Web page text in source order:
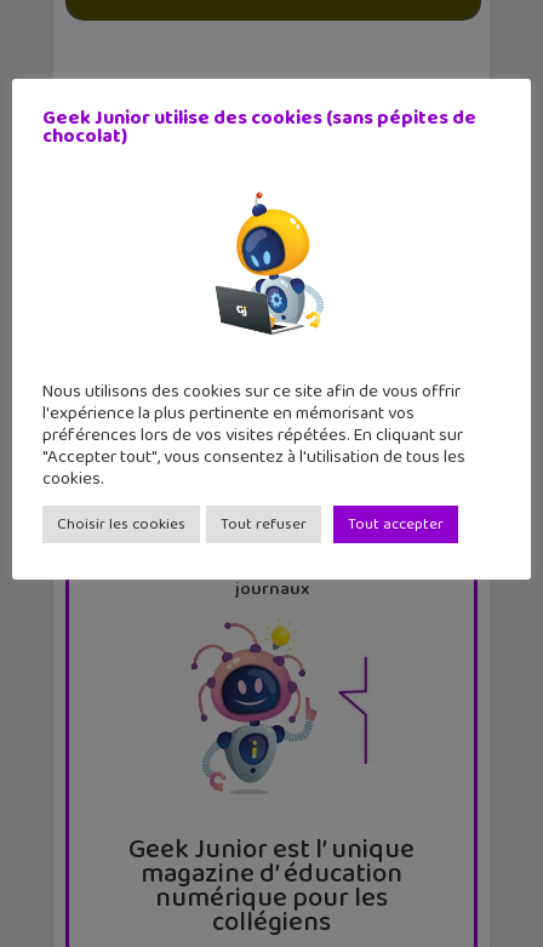
LE MAGGEEK JUNIOR
11 numéros par an
journaux
Geek Junior est l’ unique
magazine d’ éducation
numérique pour les
collégiens
Geek Junior utilise des cookies (sans pépites de
chocolat)
Nous utilisons des cookies sur ce site afin de vous offrir
l'expérience la plus pertinente en mémorisant vos
préférences lors de vos visites répétées. En cliquant sur
"Accepter tout", vous consentez à l'utilisation de tous les
cookies.
Choisir les cookies Tout refuser Tout accepter